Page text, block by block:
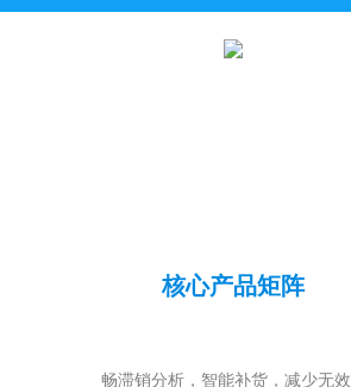
核心产品矩阵
畅滞销分析，智能补货，减少无效